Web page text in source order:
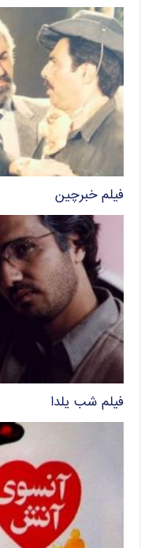
فیلم خبرچین
فیلم شب یلدا